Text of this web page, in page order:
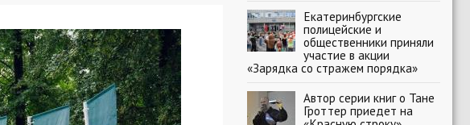
Екатеринбургские
полицейские и
общественники приняли
участие в акции
«Зарядка со стражем порядка»
Автор серии книг о Тане
Гроттер приедет на